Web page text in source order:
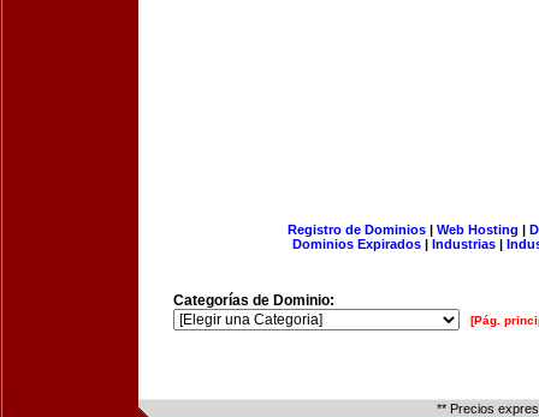
Registro de Dominios| Web Hosting |
Dominios Expirados | Industrias |
Categorías de Dominio:
[Pág.
** Precios